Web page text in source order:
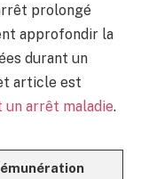
prolongé
approfondir la
durant un
article est
un arrêt maladie.